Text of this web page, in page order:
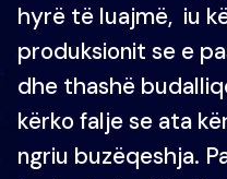
hyrë të luajmë, iu
produksionit se e
dhe thashë
kërko falje se ata
ngriu buzëqeshja.